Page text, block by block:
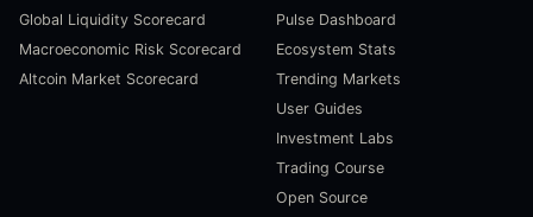
Global Liquidity Scorecard
Macroeconomic Risk Scorecard
Altcoin Market Scorecard
Pulse Dashboard
Ecosystem Stats
Trending Markets
User Guides
Investment Labs
Trading Course
Open Source